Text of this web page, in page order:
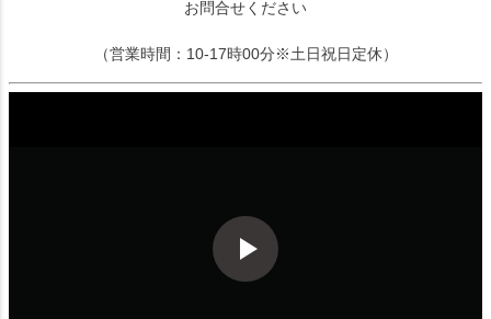
お問合せください
（営業時間：10-17時00分※土日祝日定休）